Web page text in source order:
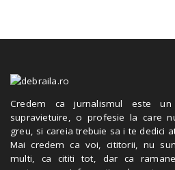
Credem ca jurnalismul este
supravietuire, o profesie la care
greu, si careia trebuie sa i te dedici
Mai credem ca voi, cititorii, nu
multi, ca cititi tot, dar ca